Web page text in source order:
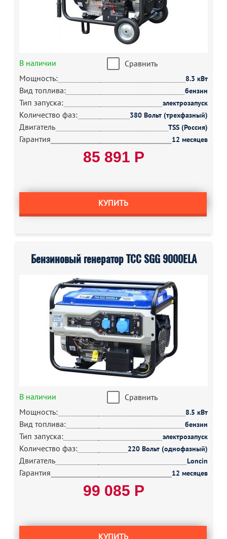
В наличии
Сравнить
Мощность:
8.3 кВт
Вид топлива: бензин
Тип запуска: электрозапуск
Количество фаз: 380 Вольт (трехфазный)
Двигатель TSS (Россия)
Гарантия 12 месяцев
85 891 Р
КУПИТЬ
Бензиновый генератор ТСС SGG 9000ELA
В наличии
Сравнить
Мощность:
8.5 кВт
Вид топлива: бензин
Тип запуска: электрозапуск
Количество фаз: 220 Вольт (однофазный)
Двигатель Loncin
Гарантия 12 месяцев
99 085 Р
КУПИТЬ